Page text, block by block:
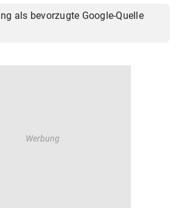
& Co KG 2026
als bevorzugte Google-Quelle